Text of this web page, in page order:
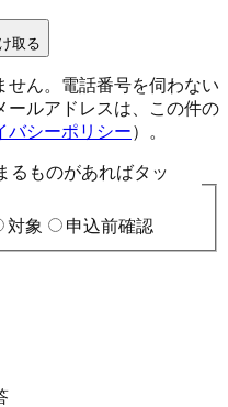
取る
せん。電話番号を伺わない
ールアドレスは、この件の
バシーポリシー）。
るものがあればタッ
対象 申込前確認